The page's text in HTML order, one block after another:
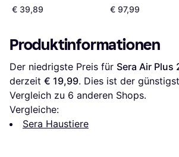
€ 39,89 € 97,99
Produktinformationen
Der niedrigste Preis für Sera Air Plus
derzeit € 19,99. Dies ist der
Vergleich zu 6 anderen Shops.
Vergleiche:
Sera Haustiere